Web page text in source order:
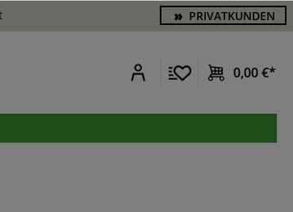
PRIVATKUNDEN
0,00 €*